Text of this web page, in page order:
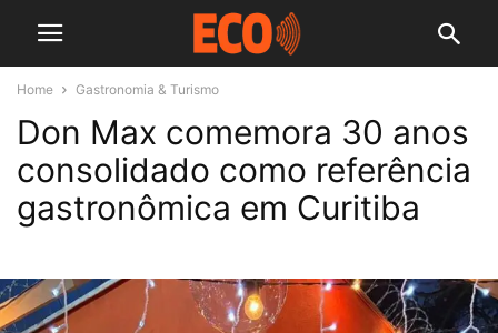
Home Gastronomia & Turismo
Don Max comemora 30 anos
consolidado como referência
gastronômica em Curitiba